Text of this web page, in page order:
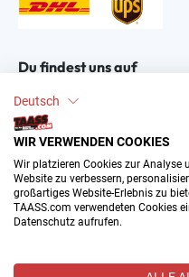
Deutsch
WIR VERWENDEN COOKIES
Wir platzieren Cookies zur Analyse
Website zu verbessern,
großartiges Website-Erlebnis zu
TAASS.com verwendeten Cookies
Datenschutz aufrufen.
Du findest uns auf
2004–∞ © by The All
(TAASS®). Dein Online
Alle Preise inkl. gesetzl.